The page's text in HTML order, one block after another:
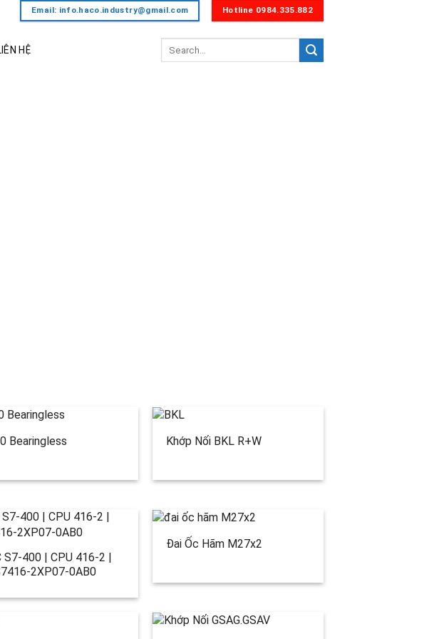
Email: info.haco.industry@gmail.com Hotline 0984.335.882
HỆ
Bearingless Khớp Nối BKL R+W
S7-400 | CPU 416-2 |
2XP07-0AB0
Đai Ốc Hãm M27x2